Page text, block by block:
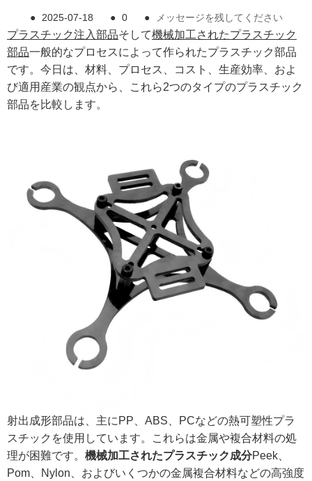
● 2025-07-18 ● 0 ● メッセージを残してください
プラスチック注入部品そして機械加工されたプラスチック
部品一般的なプロセスによって作られたプラスチック部品
です。今日は、材料、プロセス、コスト、生産効率、およ
び適用産業の観点から、これら2つのタイプのプラスチック
部品を比較します。
射出成形部品は、主にPP、ABS、PCなどの熱可塑性プラ
スチックを使用しています。これらは金属や複合材料の処
理が困難です。 機械加工されたプラスチック成分Peek、
Pom、Nylon、およびいくつかの金属複合材料などの高強度